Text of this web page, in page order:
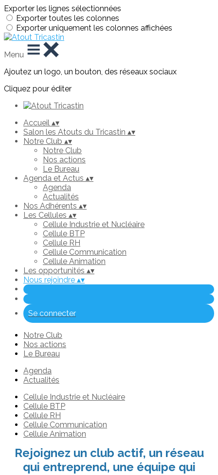
Exporter les lignes sélectionnées
Exporter toutes les colonnes
Exporter uniquement les colonnes affichées
Menu
Ajoutez un logo, un bouton, des réseaux sociaux
Cliquez pour éditer
Accueil ▴▾
Salon les Atouts du Tricastin ▴▾
Notre Club ▴▾
Notre Club
Nos actions
Le Bureau
Agenda et Actus ▴▾
Agenda
Actualités
Nos Adhérents ▴▾
Les Cellules ▴▾
Cellule Industrie et Nucléaire
Cellule BTP
Cellule RH
Cellule Communication
Cellule Animation
Les opportunités ▴▾
Nous rejoindre ▴▾
Se connecter
Notre Club
Nos actions
Le Bureau
Agenda
Actualités
Cellule Industrie et Nucléaire
Cellule BTP
Cellule RH
Cellule Communication
Cellule Animation
Rejoignez un club actif, un réseau
qui entreprend, une équipe qui